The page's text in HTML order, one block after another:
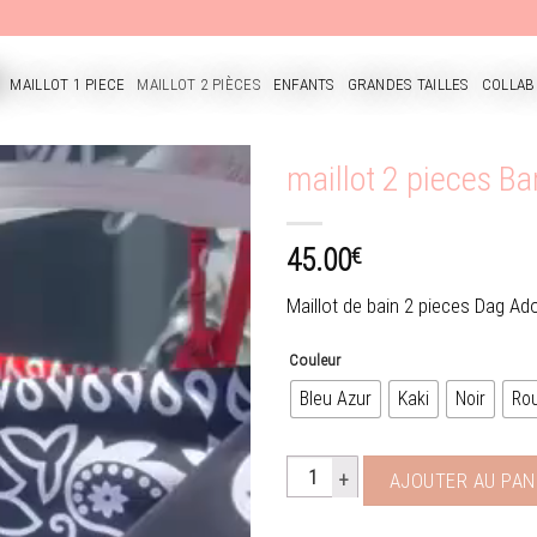
MAILLOT 1 PIECE MAILLOT 2 PIÈCES ENFANTS GRANDES TAILLES
Ajouter
à la
wishlist
maillot 2 pieces
45.00€
Maillot de bain 2 pieces Dag
Couleur
Bleu Azur Kaki Noir
quantité de maillot 2 pieces
AJOUTER AU